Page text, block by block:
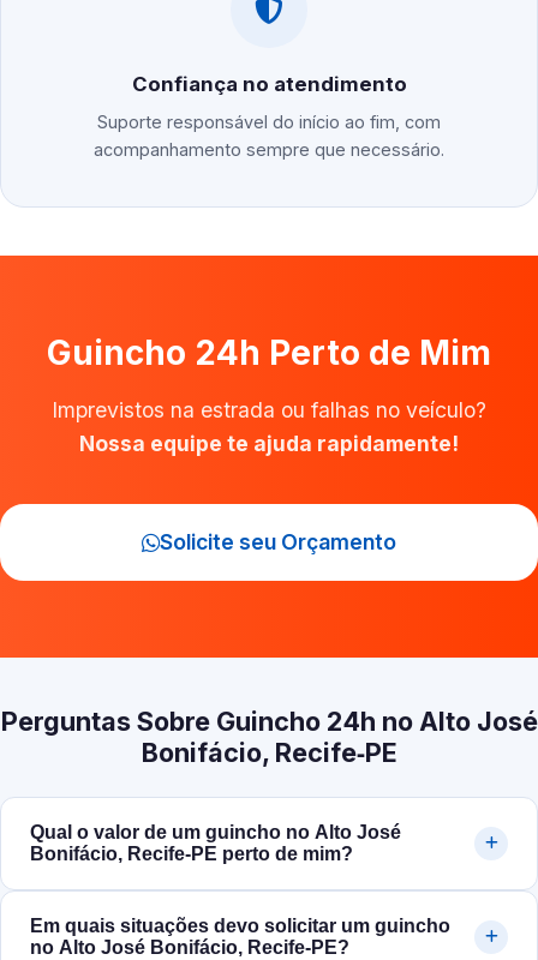
Confiança no atendimento
Suporte responsável do início ao fim, com
acompanhamento sempre que necessário.
Guincho 24h Perto de Mim
Imprevistos na estrada ou falhas no veículo?
Nossa equipe te ajuda rapidamente!
Solicite seu Orçamento
Perguntas Sobre Guincho 24h no Alto José
Bonifácio, Recife‑PE
Qual o valor de um guincho no Alto José
Bonifácio, Recife‑PE perto de mim?
Em quais situações devo solicitar um guincho
no Alto José Bonifácio, Recife‑PE?